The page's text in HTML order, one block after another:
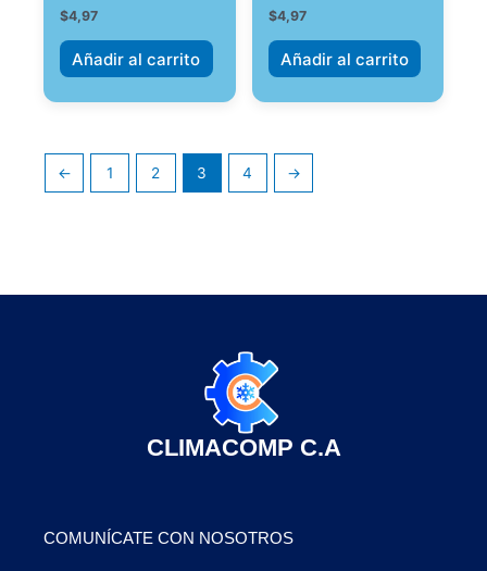
$4,97
Añadir al carrito
$4,97
Añadir al carrito
← 1 2 3 4 →
CLIMACOMP C.A
COMUNÍCATE CON NOSOTROS